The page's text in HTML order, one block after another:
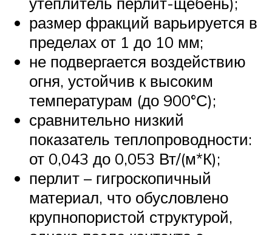
размер фракций варьируется в
пределах от 1 до 10 мм;
не подвергается воздействию
огня, устойчив к высоким
температурам (до 900°С);
сравнительно низкий
показатель теплопроводности:
от 0,043 до 0,053 Вт/(м*К);
перлит – гигроскопичный
материал, что обусловлено
крупнопористой структурой,